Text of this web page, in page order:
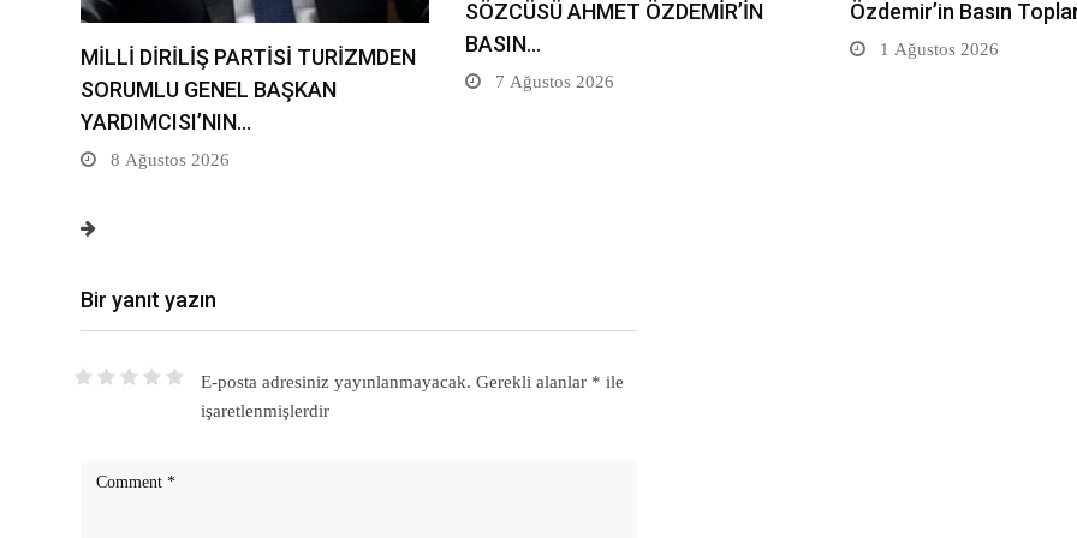
MİLLİ DİRİLİŞ PARTİSİ TURİZMDEN
SORUMLU GENEL BAŞKAN
YARDIMCISI’NIN…
8 Ağustos 2026
SÖZCÜSÜ AHMET ÖZDEMİR’İN
BASIN…
7 Ağustos 2026
Özdemir’in Basın
1 Ağustos 2026
Bir yanıt yazın
E-posta adresiniz yayınlanmayacak. Gerekli alanlar * ile
işaretlenmişlerdir